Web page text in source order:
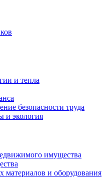
и тепла
безопасности труда
и экология
имущества
материалов и оборудования